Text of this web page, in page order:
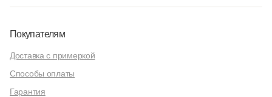
Покупателям
Доставка с примеркой
Способы оплаты
Гарантия